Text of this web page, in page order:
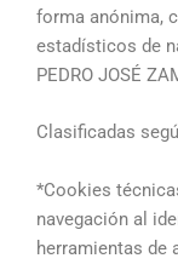
forma anónima,
estadísticos de
PEDRO JOSÉ
Clasificadas
*Cookies
navegación al
herramientas de